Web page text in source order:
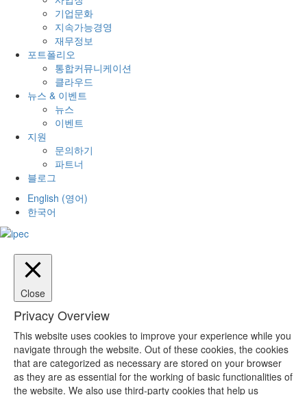
기업문화
지속가능경영
재무정보
포트폴리오
통합커뮤니케이션
클라우드
뉴스 & 이벤트
뉴스
이벤트
지원
문의하기
파트너
블로그
English (영어)
한국어
Close
Privacy Overview
This website uses cookies to improve your experience while you
navigate through the website. Out of these cookies, the cookies
that are categorized as necessary are stored on your browser
as they are as essential for the working of basic functionalities of
the website. We also use third-party cookies that help us